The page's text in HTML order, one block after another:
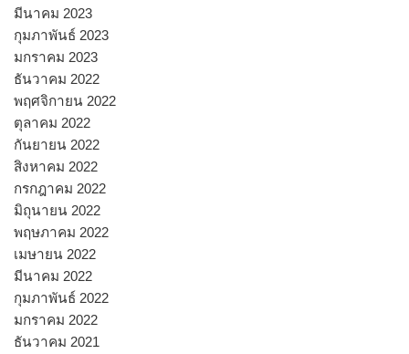
มีนาคม 2023
กุมภาพันธ์ 2023
มกราคม 2023
ธันวาคม 2022
พฤศจิกายน 2022
ตุลาคม 2022
กันยายน 2022
สิงหาคม 2022
กรกฎาคม 2022
มิถุนายน 2022
พฤษภาคม 2022
เมษายน 2022
มีนาคม 2022
กุมภาพันธ์ 2022
มกราคม 2022
ธันวาคม 2021